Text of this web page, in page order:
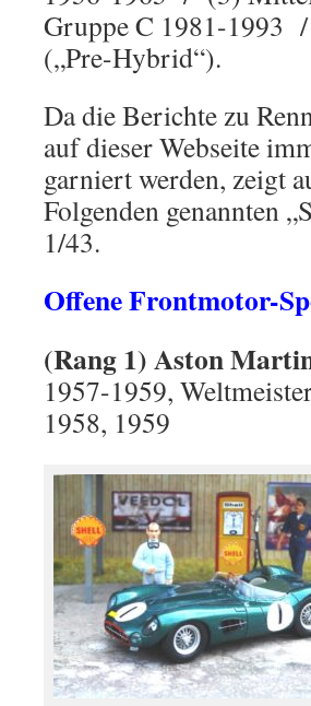
Gruppe C 1981-1993
(„Pre-Hybrid“).
Da die Berichte zu
auf dieser Webseite
garniert werden, zeigt
Folgenden genannten
1/43.
Offene Frontmotor-
(Rang 1) Aston
1957-1959,
1958, 1959